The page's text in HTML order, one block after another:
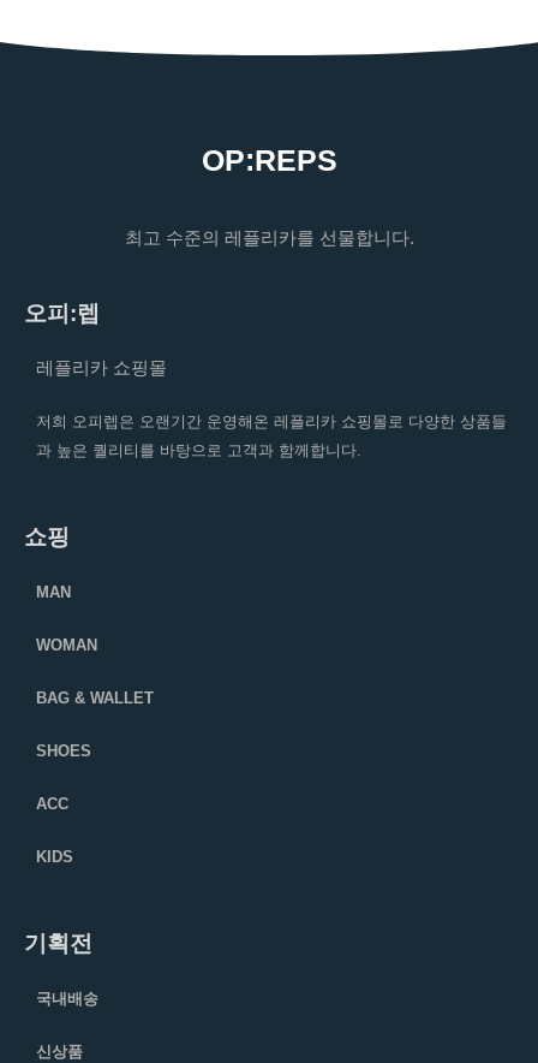
OP:REPS
최고 수준의 레플리카를 선물합니다.
오피:렙
레플리카 쇼핑몰
저희 오피렙은 오랜기간 운영해온 레플리카 쇼핑몰로 다양한 상품들
과 높은 퀄리티를 바탕으로 고객과 함께합니다.
쇼핑
MAN
WOMAN
BAG & WALLET
SHOES
ACC
KIDS
기획전
국내배송
신상품